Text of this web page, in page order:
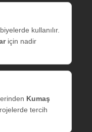
kullanılır.
için nadir
Kumaş
tercih